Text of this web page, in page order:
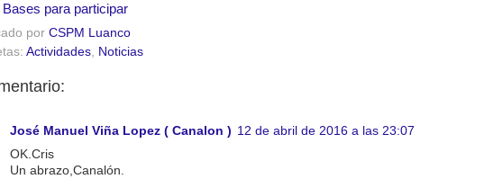
Bases para participar
por CSPM Luanco
Actividades, Noticias
José Manuel Viña Lopez ( Canalon ) 12 de abril de 2016 a las 23:07
OK.Cris
Un abrazo,Canalón.